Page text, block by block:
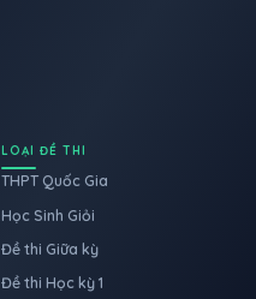
LOẠI ĐỀ THI
THPT Quốc Gia
Học Sinh Giỏi
Đề thi Giữa kỳ
Đề thi Học kỳ 1